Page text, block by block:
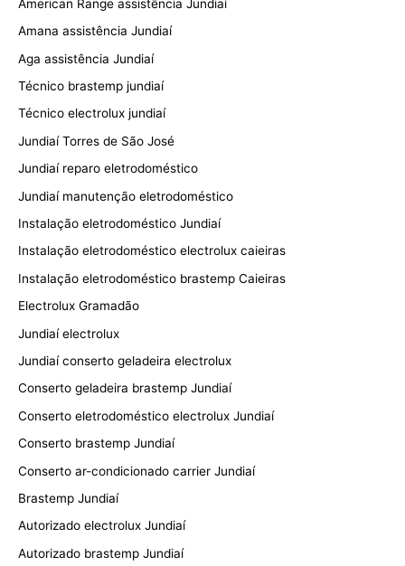
American Range assistência Jundiaí
Amana assistência Jundiaí
Aga assistência Jundiaí
Técnico brastemp jundiaí
Técnico electrolux jundiaí
Jundiaí Torres de São José
Jundiaí reparo eletrodoméstico
Jundiaí manutenção eletrodoméstico
Instalação eletrodoméstico Jundiaí
Instalação eletrodoméstico electrolux caieiras
Instalação eletrodoméstico brastemp Caieiras
Electrolux Gramadão
Jundiaí electrolux
Jundiaí conserto geladeira electrolux
Conserto geladeira brastemp Jundiaí
Conserto eletrodoméstico electrolux Jundiaí
Conserto brastemp Jundiaí
Conserto ar-condicionado carrier Jundiaí
Brastemp Jundiaí
Autorizado electrolux Jundiaí
Autorizado brastemp Jundiaí